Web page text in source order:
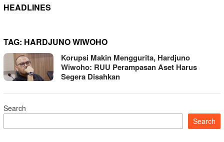
HEADLINES
TAG: HARDJUNO WIWOHO
Korupsi Makin Menggurita, Hardjuno
Wiwoho: RUU Perampasan Aset Harus
Segera Disahkan
Search
Search